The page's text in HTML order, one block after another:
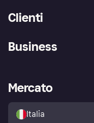
Clienti
Esplora i negozi
Politica di protezione
dell'acquirente Klarna
Business
Accesso aziende
Mercato
Italia